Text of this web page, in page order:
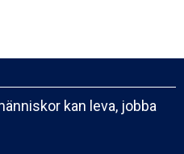
kan leva, jobba